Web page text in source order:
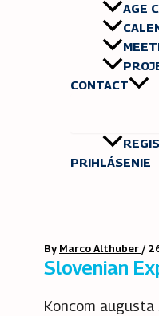
AGE
CONTACT
PRIHLÁSENIE
By Marco Althuber /
Slovenian
Koncom